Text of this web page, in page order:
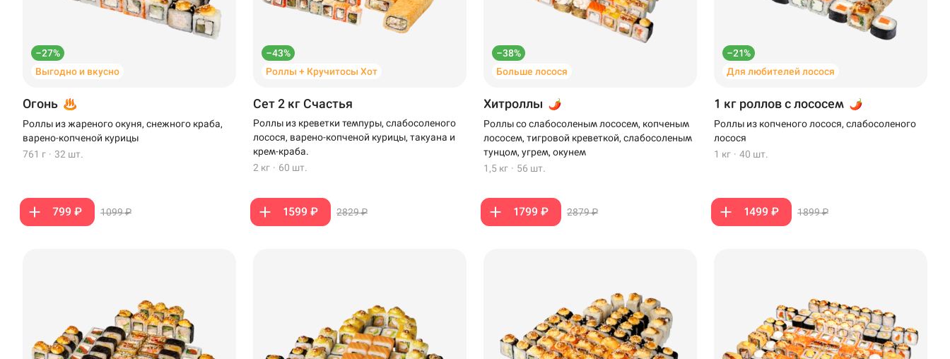
–27%
Выгодно и вкусно
Огонь
Роллы из жареного окуня, снежного краба,
варено-копченой курицы
761 г · 32 шт.
799 ₽ 1099 ₽
–43%
Роллы + Кручитосы Хот
Сет 2 кг Счастья
Роллы из креветки темпуры, слабосоленого
лосося, варено-копченой курицы, такуана и
крем-краба.
2 кг · 60 шт.
1599 ₽ 2829 ₽
–38%
Больше лосося
Хитроллы
Роллы со слабосоленым лососем, копченым
лососем, тигровой креветкой, слабосоленым
тунцом, угрем, окунем
1,5 кг · 56 шт.
1799 ₽ 2879 ₽
–21%
Для любителей лосося
1 кг роллов с лососем
Роллы из копченого лосося, слабосоленого
лосося
1 кг · 40 шт.
1499 ₽ 1899 ₽